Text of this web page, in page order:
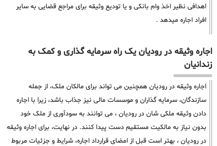
اهدافی نظیر اخذ وام بانکی و یا تودیع وثیقه برای مراجع قضایی به سایر
افراد اجاره میدهد .
اجاره وثیقه در رودیان یک راه سرمایه گذاری و کمک به
زندانیان
اجاره وثیقه در رودیان همچنین می تواند برای مالکان ملک، از جمله
سازندگان، سرمایه گذاران و موسسات مالی نیز جذاب باشد، زیرا با اجاره
دادن وثیقه ملکی شان در رودیان ، می توانند به سودآوری از ملک خود
بدون نیاز به مالکیت مستقیم دست پیدا کنند. در نهایت، برای اجاره وثیقه
در رودیان ، بهتر است قبل از امضای قرارداد اجاره، شرایط و جزئیات مربوط